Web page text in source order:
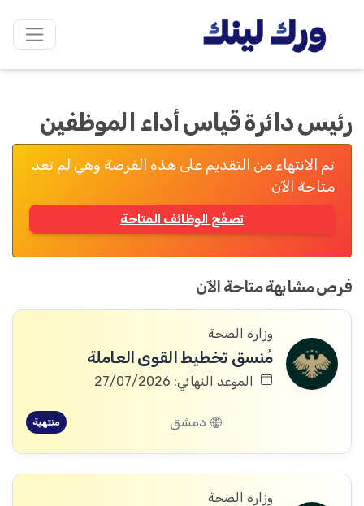
رئيس دائرة قياس أداء الموظفين
تم الانتهاء من التقديم على هذه الفرصة وهي لم تعد
متاحة الآن
تصفّح الوظائف المتاحة
فرص مشابهة متاحة الآن
وزارة الصحة
مُنسق تخطيط القوى العاملة
الموعد النهائي: 27/07/2026
دمشق منتهية
وزارة الصحة